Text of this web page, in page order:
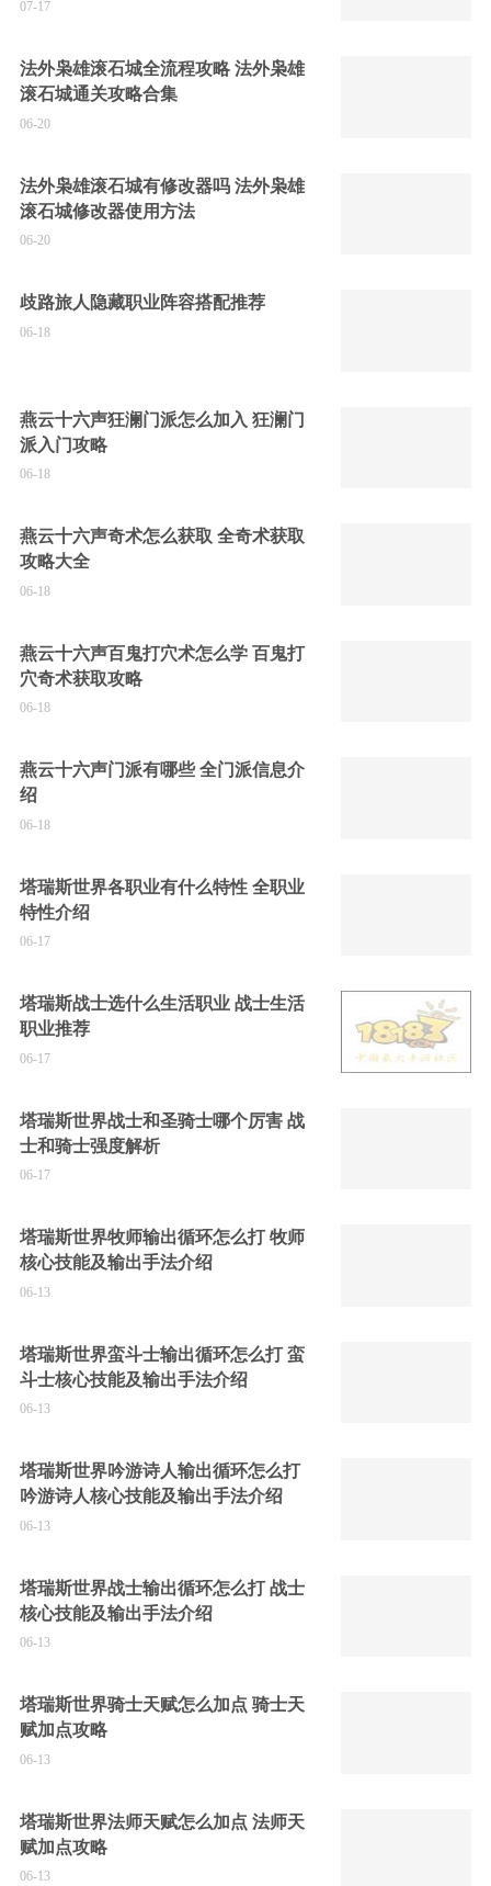
07-17
法外枭雄滚石城全流程攻略 法外枭雄
滚石城通关攻略合集
06-20
法外枭雄滚石城有修改器吗 法外枭雄
滚石城修改器使用方法
06-20
歧路旅人隐藏职业阵容搭配推荐
06-18
燕云十六声狂澜门派怎么加入 狂澜门
派入门攻略
06-18
燕云十六声奇术怎么获取 全奇术获取
攻略大全
06-18
燕云十六声百鬼打穴术怎么学 百鬼打
穴奇术获取攻略
06-18
燕云十六声门派有哪些 全门派信息介
绍
06-18
塔瑞斯世界各职业有什么特性 全职业
特性介绍
06-17
塔瑞斯战士选什么生活职业 战士生活
职业推荐
06-17
塔瑞斯世界战士和圣骑士哪个厉害 战
士和骑士强度解析
06-17
塔瑞斯世界牧师输出循环怎么打 牧师
核心技能及输出手法介绍
06-13
塔瑞斯世界蛮斗士输出循环怎么打 蛮
斗士核心技能及输出手法介绍
06-13
塔瑞斯世界吟游诗人输出循环怎么打
吟游诗人核心技能及输出手法介绍
06-13
塔瑞斯世界战士输出循环怎么打 战士
核心技能及输出手法介绍
06-13
塔瑞斯世界骑士天赋怎么加点 骑士天
赋加点攻略
06-13
塔瑞斯世界法师天赋怎么加点 法师天
赋加点攻略
06-13